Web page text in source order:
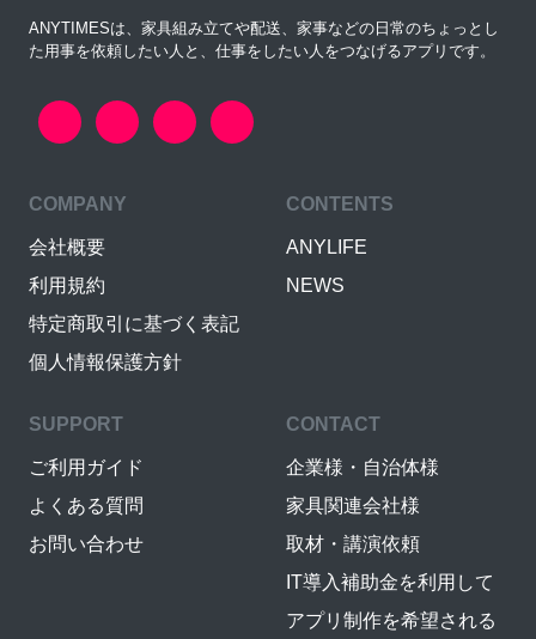
ANYTIMESは、家具組み立てや配送、家事などの日常のちょっとし
た用事を依頼したい人と、仕事をしたい人をつなげるアプリです。
COMPANY
会社概要
利用規約
特定商取引に基づく表記
個人情報保護方針
CONTENTS
ANYLIFE
NEWS
SUPPORT
ご利用ガイド
よくある質問
お問い合わせ
CONTACT
企業様・自治体様
家具関連会社様
取材・講演依頼
IT導入補助金を利用して
アプリ制作を希望される